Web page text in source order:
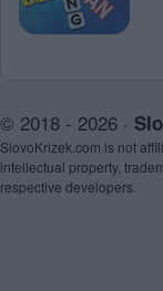
© 2018 - 2026 ·
SlovoKrizek.com is not
intellectual property,
respective developers.